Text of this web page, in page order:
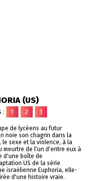
(US)
: 1 2 3
de lycéens au futur
noie son chagrin dans la
le sexe et la violence, à la
meurtre de l'un d'entre eux à
d'une boîte de
US de la série
israëlienne Euphoria, elle-
d'une histoire vraie.